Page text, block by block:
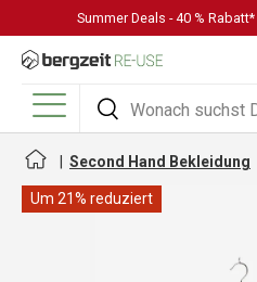
DIREKT ZUM INHALT
Summer Deals - 40 %
Suchen
Suchen
Menü
Second Hand Bekleidung
Um 21% reduziert